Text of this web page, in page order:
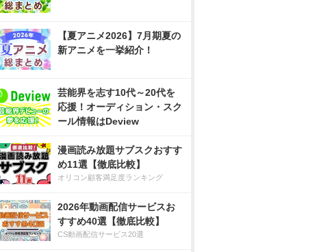
【夏アニメ2026】7月期夏の
新アニメを一挙紹介！
芸能界を志す10代～20代を
応援！オーディション・スク
ール情報はDeview
漫画読み放題サブスクおすす
め11選【徹底比較】
オリコン顧客満足度ランキング
2026年動画配信サービスお
すすめ40選【徹底比較】
CS動画配信サービス20選